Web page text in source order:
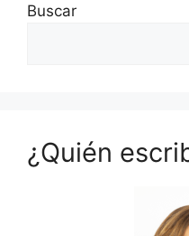
Buscar
¿Quién